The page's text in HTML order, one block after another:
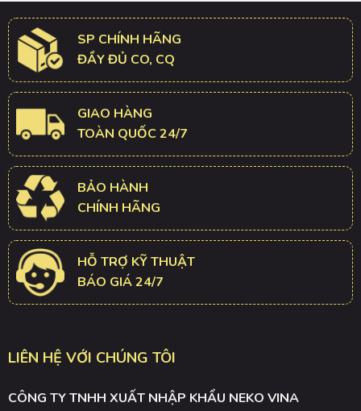
SP CHÍNH HÃNG
ĐẦY ĐỦ CO, CQ
GIAO HÀNG
TOÀN QUỐC 24/7
BẢO HÀNH
CHÍNH HÃNG
HỖ TRỢ KỸ THUẬT
BÁO GIÁ 24/7
LIÊN HỆ VỚI CHÚNG TÔI
CÔNG TY TNHH XUẤT NHẬP KHẨU NEKO VINA